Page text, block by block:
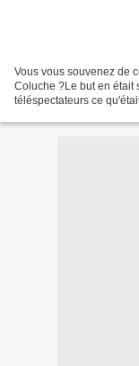
Vous vous souvenez de
Coluche ?Le but en était
téléspectateurs ce